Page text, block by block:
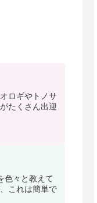
ロギやトノサ
たくさん出迎
色々と教えて
これは簡単で